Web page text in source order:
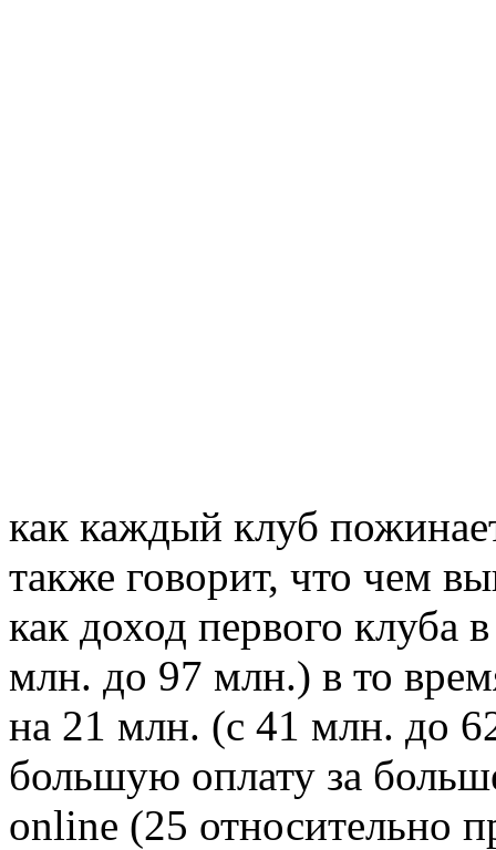
как каждый клуб
также говорит, что чем
как доход первого клуба
млн. до 97 млн.) в то
на 21 млн. (с 41 млн. до
большую оплату за
online (25